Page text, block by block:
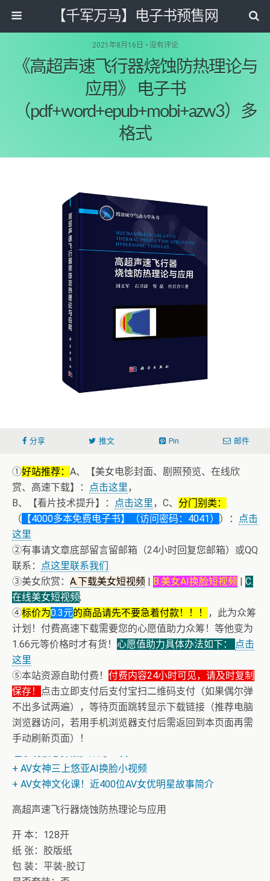
【千军万马】电子书预售网
2021年8月16日 • 没有评论
《高超声速飞行器烧蚀防热理论与
应用》 电子书
（pdf+word+epub+mobi+azw3）多
格式
分享 推文 Pin 邮件
①好站推荐： A、【美女电影封面、剧照预览、在线欣
赏、高速下载】：
点击这里，
B、【看片技术提升】：
点击这里，C、 分门别类：
（ 【4000多本免费电子书】（访问密码：4041） ）：
点击
这里
②有事请文章底部留言留邮箱（24小时回复您邮箱）或QQ
联系：
点这里联系我们
③美女欣赏： A.下载美女短视频 | B.美女AI换脸短视频 | C.
在线美女短视频;
④标价为0.3元的商品请先不要急着付款！！！
，此为众筹
计划！付费高速下载需要您的心愿值助力众筹！等他变为
1.66元等价格时才有货！ 心愿值助力具体办法如下：
点击
这里
⑤本站资源自助付费！ 付费内容24小时可见，请及时复制
保存！
点击立即支付后支付宝扫二维码支付（如果偶尔弹
不出多试两遍），等待页面跳转显示下载链接（推荐电脑
浏览器访问，若用手机浏览器支付后需返回到本页面再需
手动刷新页面）！
+ 恒星世界在暴力中诞生，也在暴力中消亡！《了解宇宙
如何运行》
+ 恭喜IP为180.201.1.217的网友为电子书籍《动力电池管
+ AV女神三上悠亚AI换脸小视频
+ AV女神文化课！近400位AV女优明星故事简介
高超声速飞行器烧蚀防热理论与应用
开 本：128开
纸 张：胶版纸
包 装：平装-胶订